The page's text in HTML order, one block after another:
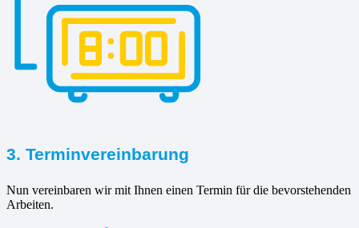
3. Terminvereinbarung
Nun vereinbaren wir mit Ihnen einen Termin für die bevorstehenden
Arbeiten.